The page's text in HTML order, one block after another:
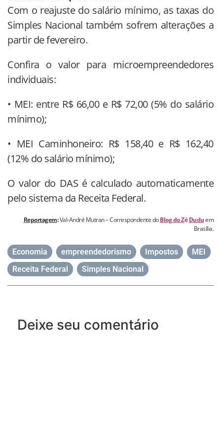
Com o reajuste do salário mínimo, as taxas do
Simples Nacional também sofrem alterações a
partir de fevereiro.
Confira o valor para microempreendedores
individuais:
• MEI: entre R$ 66,00 e R$ 72,00 (5% do salário
mínimo);
• MEI Caminhoneiro: R$ 158,40 e R$ 162,40
(12% do salário mínimo);
O valor do DAS é calculado automaticamente
pelo sistema da Receita Federal.
Reportagem:Val-André Mutran – Correspondente doBlog do ZéDuduem
Brasília.
Economia empreendedorismo Impostos MEI
Receita Federal
Simples Nacional
Deixe seu comentário